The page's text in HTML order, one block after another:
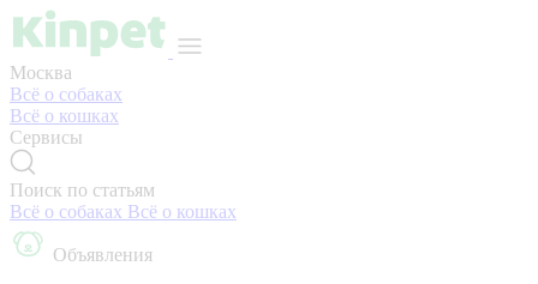
Москва
Всё о собаках
Всё о кошках
Сервисы
Поиск по статьям
Всё о собаках Всё о кошках
Объявления